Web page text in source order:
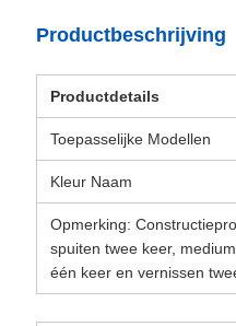
Productbeschrijving
Productdetails
Toepasselijke Modellen
Kleur Naam
Opmerking:
spuiten twee keer,
één keer en vernissen